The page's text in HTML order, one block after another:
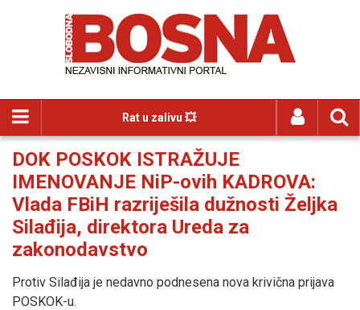
Rat u zalivu 💥
DOK POSKOK ISTRAŽUJE
IMENOVANJE NiP-ovih KADROVA:
Vlada FBiH razriješila dužnosti Željka
Silađija, direktora Ureda za
zakonodavstvo
Protiv Silađija je nedavno podnesena nova krivična prijava
POSKOK-u.